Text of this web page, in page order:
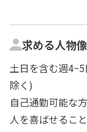
求める人物像
土日を含む週
除く)
自己通勤可能な方
人を喜ばせるこ